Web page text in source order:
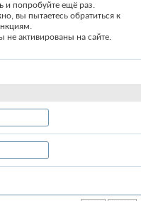
и попробуйте ещё раз.
вы пытаетесь обратиться к
активированы на сайте.